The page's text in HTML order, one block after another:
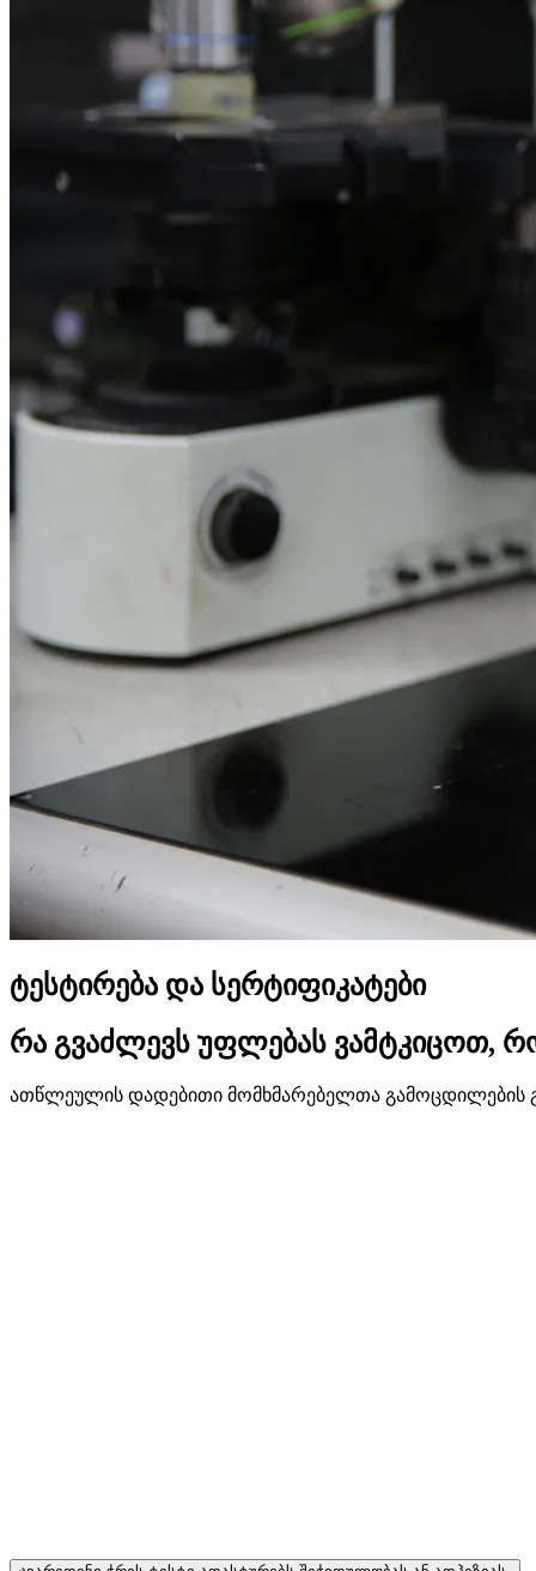
ტესტირება და სერტიფიკატები
რა გვაძლევს უფლებას ვამტკიცოთ,
ათწლეულის დადებითი მომხმარებელთა გამოცდილების